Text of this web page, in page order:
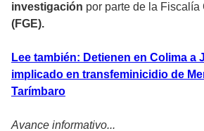
investigación por parte de la
(FGE).
Lee también: Detienen en Colima a
implicado en transfeminicidio de
Tarímbaro
Avance informativo...